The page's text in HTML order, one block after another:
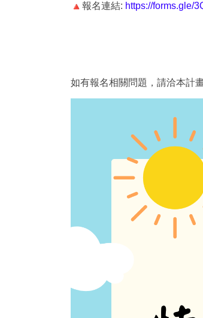
報名連結: https://forms.gle/
如有報名相關問題，請洽本計